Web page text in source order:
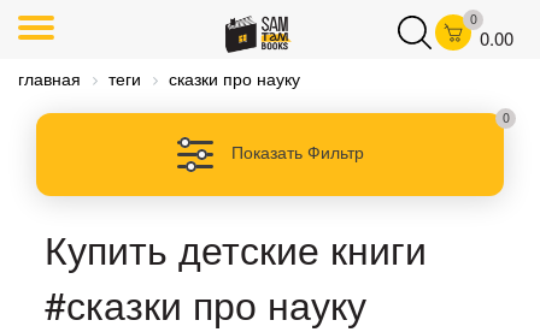
0
0.00
главная теги сказки про науку
Показать Фильтр
0
Купить детские книги
#сказки про науку